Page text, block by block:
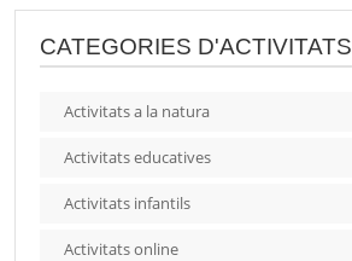
CATEGORIES D'ACTIVITATS
Activitats a la natura
Activitats educatives
Activitats infantils
Activitats online